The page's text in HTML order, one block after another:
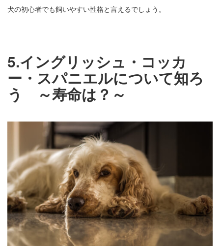
犬の初心者でも飼いやすい性格と言えるでしょう。
5.イングリッシュ・コッカ
ー・スパニエルについて知ろ
う ～寿命は？～